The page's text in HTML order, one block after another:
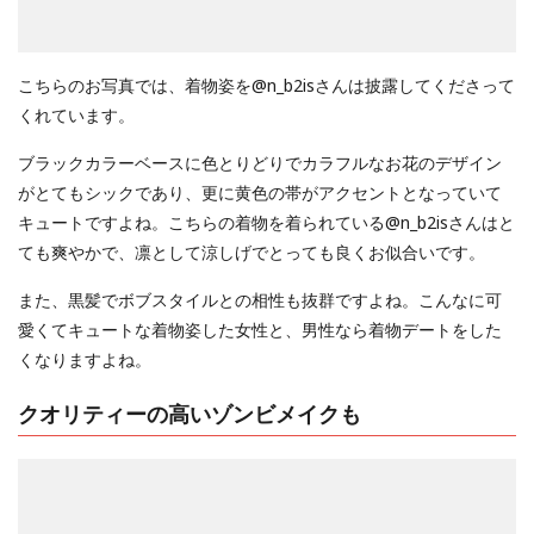
こちらのお写真では、着物姿を@n_b2isさんは披露してくださって
くれています。
ブラックカラーベースに色とりどりでカラフルなお花のデザイン
がとてもシックであり、更に黄色の帯がアクセントとなっていて
キュートですよね。こちらの着物を着られている@n_b2isさんはと
ても爽やかで、凛として涼しげでとっても良くお似合いです。
また、黒髪でボブスタイルとの相性も抜群ですよね。こんなに可
愛くてキュートな着物姿した女性と、男性なら着物デートをした
くなりますよね。
クオリティーの高いゾンビメイクも